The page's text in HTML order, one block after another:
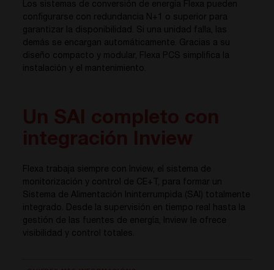
Los sistemas de conversión de energía Flexa pueden
configurarse con redundancia N+1 o superior para
garantizar la disponibilidad. Si una unidad falla, las
demás se encargan automáticamente. Gracias a su
diseño compacto y modular, Flexa PCS simplifica la
instalación y el mantenimiento.
Flexa trabaja siempre con Inview, el sistema de
monitorización y control de CE+T, para formar un
Sistema de Alimentación Ininterrumpida (SAI) totalmente
integrado. Desde la supervisión en tiempo real hasta la
gestión de las fuentes de energía, Inview le ofrece
visibilidad y control totales.